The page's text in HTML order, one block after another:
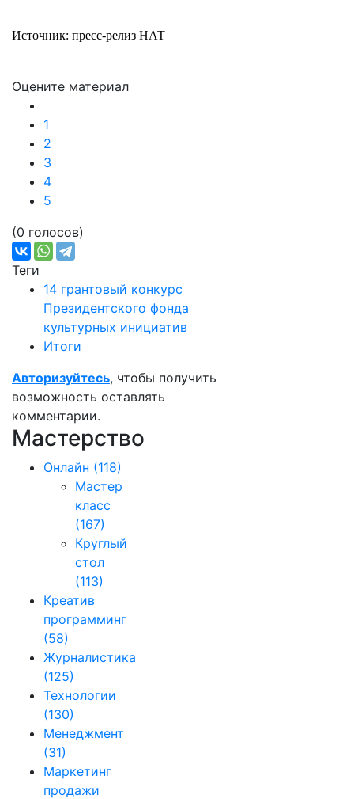
Источник: пресс-релиз НАТ
Оцените материал
1
2
3
4
5
(0 голосов)
Теги
14 грантовый конкурс
Президентского фонда
культурных инициатив
Итоги
Авторизуйтесь, чтобы получить
возможность оставлять
комментарии.
Мастерство
Онлайн (118)
Мастер
класс
(167)
Круглый
стол
(113)
Креатив
программинг
(58)
Журналистика
(125)
Технологии
(130)
Менеджмент
(31)
Маркетинг
продажи